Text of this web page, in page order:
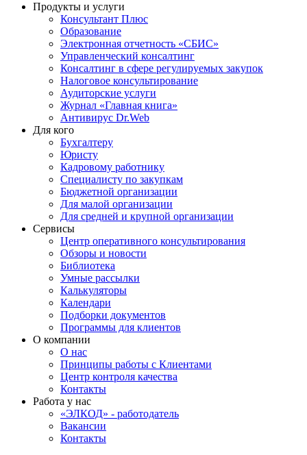
Продукты и услуги
Консультант Плюс
Образование
Электронная отчетность «СБИС»
Управленческий консалтинг
Консалтинг в сфере регулируемых закупок
Налоговое консультирование
Аудиторские услуги
Журнал «Главная книга»
Антивирус Dr.Web
Для кого
Бухгалтеру
Юристу
Кадровому работнику
Специалисту по закупкам
Бюджетной организации
Для малой организации
Для средней и крупной организации
Сервисы
Центр оперативного консультирования
Обзоры и новости
Библиотека
Умные рассылки
Калькуляторы
Календари
Подборки документов
Программы для клиентов
О компании
О нас
Принципы работы с Клиентами
Центр контроля качества
Контакты
Работа у нас
«ЭЛКОД» - работодатель
Вакансии
Контакты